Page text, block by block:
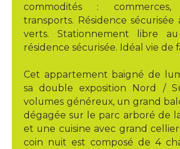
commodités :
transports. Résidence sécurisée
verts. Stationnement libre
résidence sécurisée. Idéal vie de
Cet appartement baigné de
sa double exposition Nord /
volumes généreux, un grand
dégagée sur le parc arboré de
et une cuisine avec grand
coin nuit est composé de 4